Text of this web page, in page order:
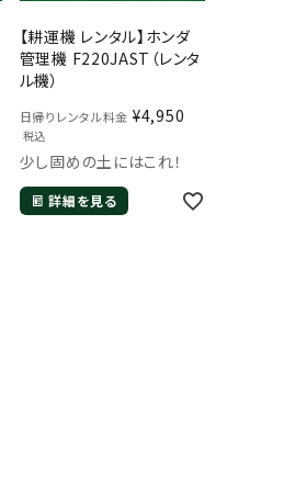
【耕運機 レンタル】ホンダ
管理機 F220JAST（レンタ
ル機）
日帰りレンタル料金 ¥4,950
税込
少し固めの土にはこれ！
詳細を見る